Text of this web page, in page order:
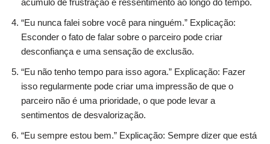
acúmulo de frustração e ressentimento ao longo do tempo.
“Eu nunca falei sobre você para ninguém.” Explicação:
Esconder o fato de falar sobre o parceiro pode criar
desconfiança e uma sensação de exclusão.
“Eu não tenho tempo para isso agora.” Explicação: Fazer
isso regularmente pode criar uma impressão de que o
parceiro não é uma prioridade, o que pode levar a
sentimentos de desvalorização.
“Eu sempre estou bem.” Explicação: Sempre dizer que está